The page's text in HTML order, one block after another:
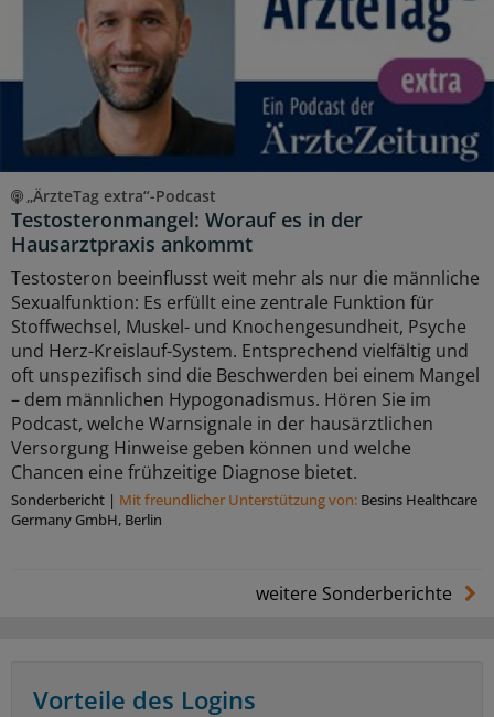
„ÄrzteTag extra“-Podcast
Testosteronmangel: Worauf es in der
Hausarztpraxis ankommt
Testosteron beeinflusst weit mehr als nur die männliche
Sexualfunktion: Es erfüllt eine zentrale Funktion für
Stoffwechsel, Muskel- und Knochengesundheit, Psyche
und Herz-Kreislauf-System. Entsprechend vielfältig und
oft unspezifisch sind die Beschwerden bei einem Mangel
– dem männlichen Hypogonadismus. Hören Sie im
Podcast, welche Warnsignale in der hausärztlichen
Versorgung Hinweise geben können und welche
Chancen eine frühzeitige Diagnose bietet.
Sonderbericht | Mit freundlicher Unterstützung von: Besins Healthcare
Germany GmbH, Berlin
weitere Sonderberichte
Vorteile des Logins